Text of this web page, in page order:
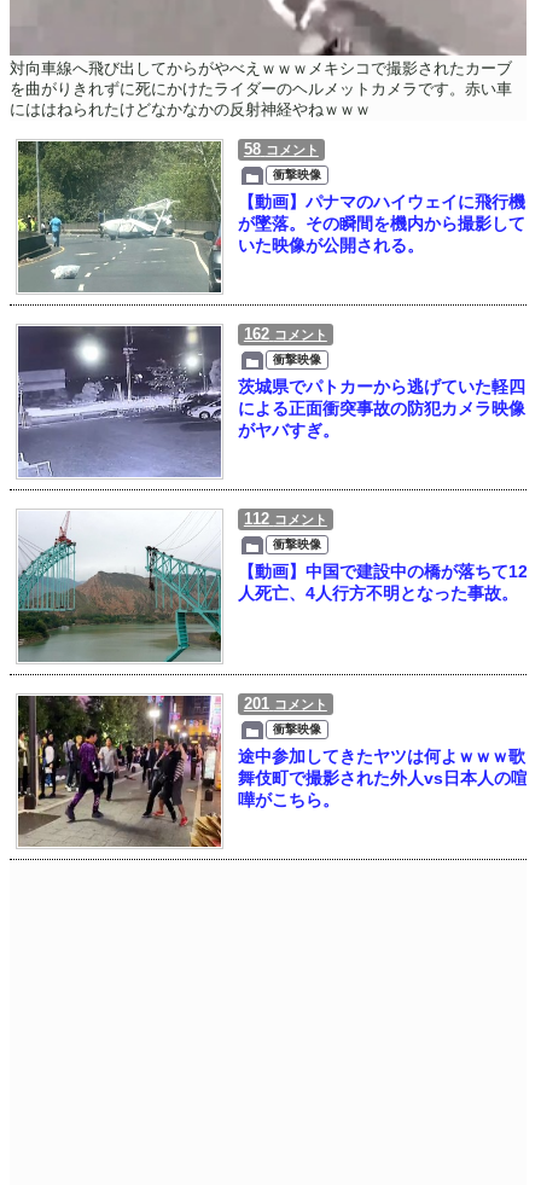
対向車線へ飛び出してからがやべえｗｗｗメキシコで撮影されたカーブ
を曲がりきれずに死にかけたライダーのヘルメットカメラです。赤い車
にははねられたけどなかなかの反射神経やねｗｗｗ
58 コメント
衝撃映像
【動画】パナマのハイウェイに飛行機
が墜落。その瞬間を機内から撮影して
いた映像が公開される。
162 コメント
衝撃映像
茨城県でパトカーから逃げていた軽四
による正面衝突事故の防犯カメラ映像
がヤバすぎ。
112 コメント
衝撃映像
【動画】中国で建設中の橋が落ちて12
人死亡、4人行方不明となった事故。
201 コメント
衝撃映像
途中参加してきたヤツは何よｗｗｗ歌
舞伎町で撮影された外人vs日本人の喧
嘩がこちら。